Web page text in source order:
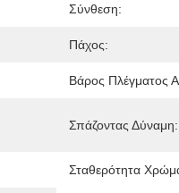
Σύνθεση:
Πάχος:
Βάρος Πλέγματος
Σπάζοντας Δύναμη:
Σταθερότητα